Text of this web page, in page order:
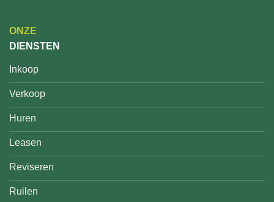
ONZE
DIENSTEN
Inkoop
Verkoop
Huren
Leasen
Reviseren
Ruilen